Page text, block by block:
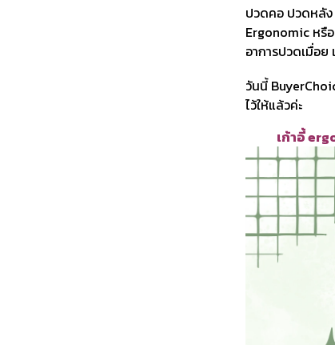
ปวดคอ ปวดหลัง
Ergonomic หรื
อาการปวดเมื่อย
วันนี้
ไว้ให้แล้วค่ะ
เก้าอี้